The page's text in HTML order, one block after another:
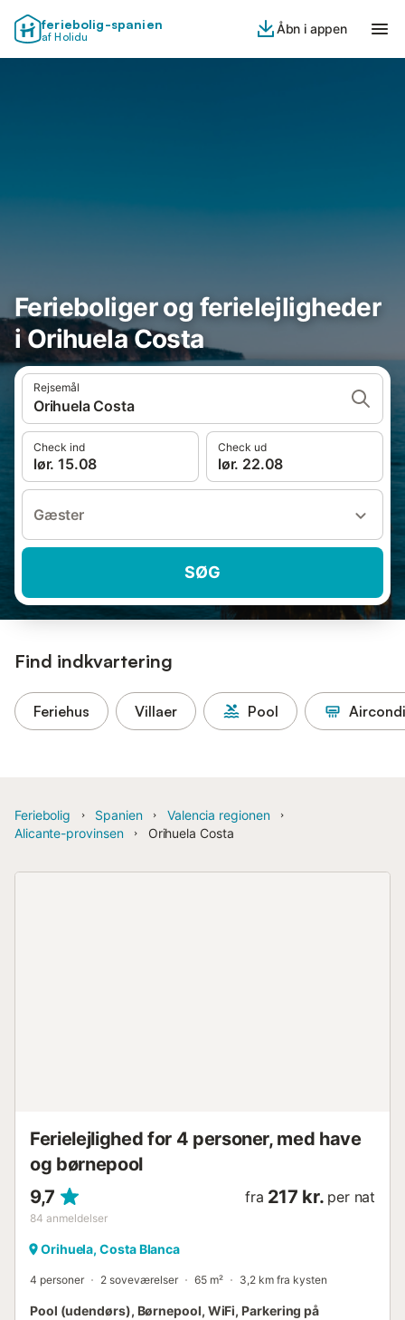
feriebolig-spanien
af Holidu
Åbn i appen
Ferieboliger og ferielejligheder
i Orihuela Costa
Rejsemål
Orihuela Costa
Check ind
lør. 15.08
Check ud
lør. 22.08
Gæster
SØG
Find indkvartering
Feriehus Villaer Pool
Feriebolig Spanien
Valencia regionen
Alicante-provinsen
Orihuela Costa
Ferielejlighed for 4 personer, med have
og børnepool
9,7
84 anmeldelser
fra 217 kr. per nat
Orihuela, Costa Blanca
4 personer 2 soveværelser 65 m² 3,2 km fra kysten
Pool (udendørs), Børnepool, WiFi, Parkering på